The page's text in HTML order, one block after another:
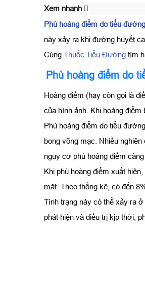
Xem nhanh
Phù hoàng điểm do tiểu đường
này xảy ra khi đường huyết
Cùng Thuốc Tiểu Đường tìm
Phù hoàng điểm do
Hoàng điểm (hay còn gọi là
của hình ảnh. Khi hoàng
Phù hoàng điểm do tiểu
bong võng mạc. Nhiều
nguy cơ phù hoàng điểm càng
Khi phù hoàng điểm xuất
mặt. Theo thống kê, có đến
Tình trạng này có thể xảy ra
phát hiện và điều trị kịp thời,